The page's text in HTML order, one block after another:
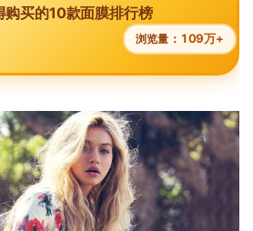
购买的10款面膜排行榜
浏览量： 109万+